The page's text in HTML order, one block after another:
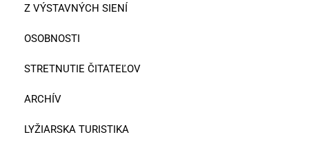
Z VÝSTAVNÝCH SIENÍ
OSOBNOSTI
STRETNUTIE ČITATEĽOV
ARCHÍV
LYŽIARSKA TURISTIKA